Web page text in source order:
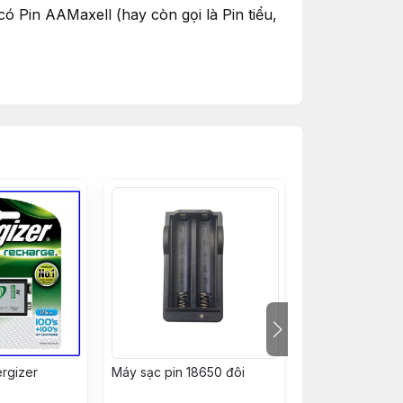
Pin AAMaxell (hay còn gọi là Pin tiểu,
Máy sạc pin 18650 đôi